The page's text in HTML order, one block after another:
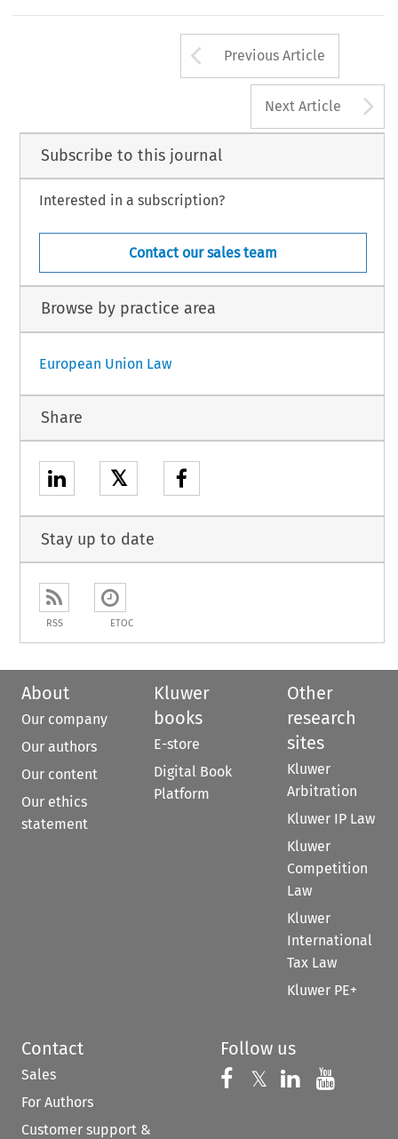
Arrow button
Previous Article
Next Article
Subscribe to this journal
Interested in a subscription?
Contact our sales team
Browse by practice area
European Union Law
Share
𝕏
Stay up to date
RSS ETOC
About
Our company
Our authors
Our content
Our ethics
statement
Kluwer
books
E-store
Digital Book
Platform
Other
research
sites
Kluwer
Arbitration
Kluwer IP Law
Kluwer
Competition
Law
Kluwer
International
Tax Law
Kluwer PE+
Contact
Sales
For Authors
Customer support &
Follow us
Follow us on
𝕏 Follow us on
Follow us